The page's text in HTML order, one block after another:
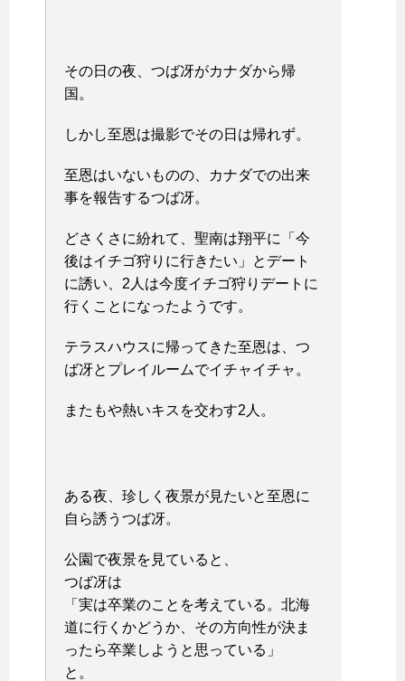
その日の夜、つば冴がカナダから帰
国。
しかし至恩は撮影でその日は帰れず。
至恩はいないものの、カナダでの出来
事を報告するつば冴。
どさくさに紛れて、聖南は翔平に「今
後はイチゴ狩りに行きたい」とデート
に誘い、2人は今度イチゴ狩りデートに
行くことになったようです。
テラスハウスに帰ってきた至恩は、つ
ば冴とプレイルームでイチャイチャ。
またもや熱いキスを交わす2人。
ある夜、珍しく夜景が見たいと至恩に
自ら誘うつば冴。
公園で夜景を見ていると、
つば冴は
「実は卒業のことを考えている。北海
道に行くかどうか、その方向性が決ま
ったら卒業しようと思っている」
と。